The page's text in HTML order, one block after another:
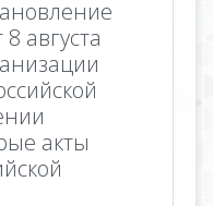
августа
акты